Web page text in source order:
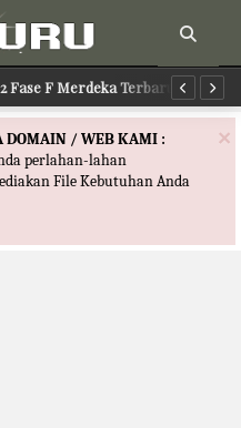
Fase F Merdeka Terbaru
×
DOMAIN / WEB KAMI :
perlahan-lahan
File Kebutuhan Anda